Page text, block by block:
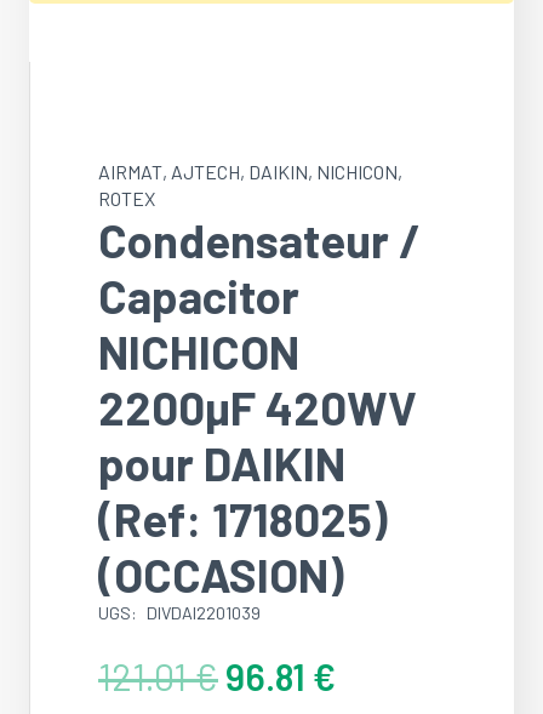
AIRMAT, AJTECH, DAIKIN, NICHICON,
ROTEX
Condensateur /
Capacitor
NICHICON
2200µF 420WV
pour DAIKIN
(Ref: 1718025)
(OCCASION)
UGS: DIVDAI2201039
121.01€Le
prix
96.81 €